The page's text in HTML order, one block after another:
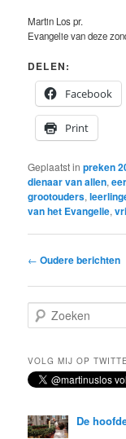
Martin Los pr.
Evangelie van deze
DELEN:
Facebook
Print
Geplaatst in preken
dienaar van allen,
grootouders,
van het Evangelie,
Bericht
← Oudere berichten
o
k
e
n
VOLG MIJ OP
De